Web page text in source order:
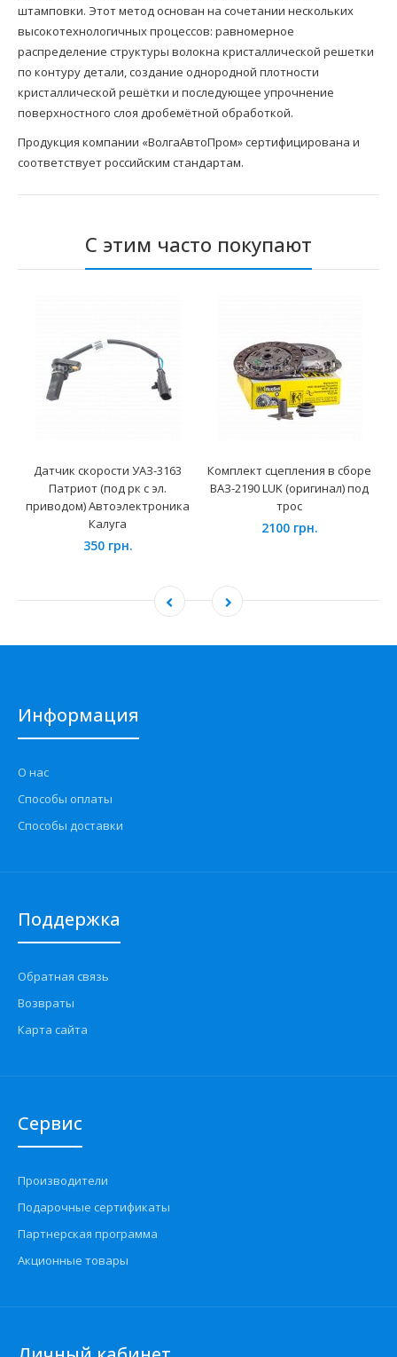
штамповки. Этот метод основан на сочетании нескольких
высокотехнологичных процессов: равномерное
распределение структуры волокна кристаллической решетки
по контуру детали, создание однородной плотности
кристаллической решётки и последующее упрочнение
поверхностного слоя дробемётной обработкой.
Продукция компании «ВолгаАвтоПром» сертифицирована и
соответствует российским стандартам.
С этим часто покупают
Датчик скорости УАЗ-3163
Патриот (под рк с эл.
приводом) Автоэлектроника
Калуга
350 грн.
Комплект сцепления в сборе
ВАЗ-2190 LUK (оригинал) под
трос
2100 грн.
Информация
О нас
Способы оплаты
Способы доставки
Поддержка
Обратная связь
Возвраты
Карта сайта
Сервис
Производители
Подарочные сертификаты
Партнерская программа
Акционные товары